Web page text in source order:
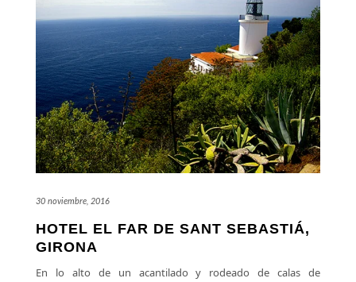
30 noviembre, 2016
HOTEL EL FAR DE SANT SEBASTIÁ,
GIRONA
En lo alto de un acantilado y rodeado de calas de